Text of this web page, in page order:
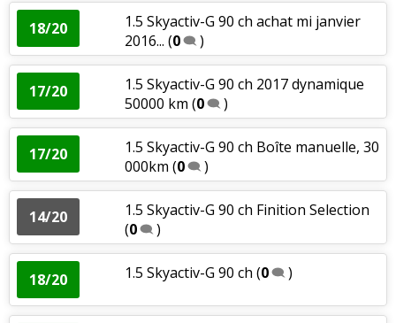
18/20
1.5 Skyactiv-G 90 ch achat mi janvier
2016... (0 )
17/20
1.5 Skyactiv-G 90 ch 2017 dynamique
50000 km (0 )
17/20
1.5 Skyactiv-G 90 ch Boîte manuelle, 30
000km (0 )
14/20
1.5 Skyactiv-G 90 ch Finition Selection
(0 )
18/20 1.5 Skyactiv-G 90 ch (0 )